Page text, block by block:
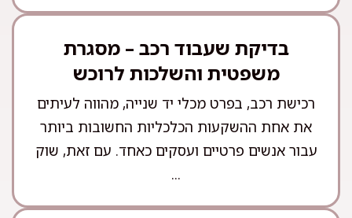
בדיקת שעבוד רכב – מסגרת
משפטית והשלכות לרוכש
רכישת רכב, בפרט מכלי יד שנייה, מהווה לעיתים
את אחת ההשקעות הכלכליות החשובות ביותר
עבור אנשים פרטיים ועסקים כאחד. עם זאת, שוק
...